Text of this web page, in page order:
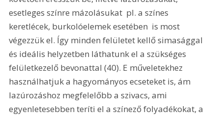
esetleges színre mázolásukat  pl. a színes
keretlécek, burkolóelemek esetében  is most
végezzük el. Így minden felületet kellő simasággal
és ideális helyzetben láthatunk el a szükséges
felületkezelő bevonattal (40). E műveletekhez
használhatjuk a hagyományos ecseteket is, ám
lazúrozáshoz megfelelőbb a szivacs, ami
egyenletesebben teríti el a színező folyadékokat, a